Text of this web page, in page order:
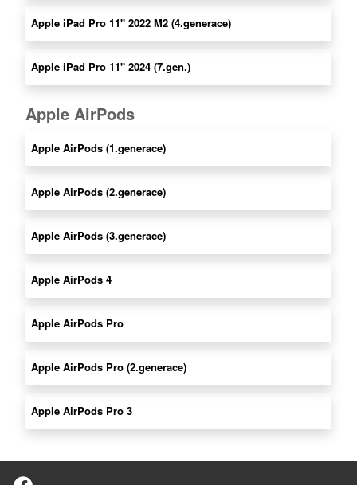
Apple iPad Pro 11" 2022 M2 (4.generace)
Apple iPad Pro 11" 2024 (7.gen.)
Apple AirPods
Apple AirPods (1.generace)
Apple AirPods (2.generace)
Apple AirPods (3.generace)
Apple AirPods 4
Apple AirPods Pro
Apple AirPods Pro (2.generace)
Apple AirPods Pro 3